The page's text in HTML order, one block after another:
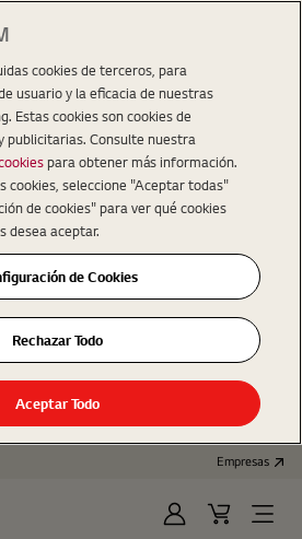
Empresas
IniciarCart
Open
cookies de terceros, para
usuario y la eficacia de nuestras
Estas cookies son cookies de
publicitarias. Consulte nuestra
para obtener más información.
cookies, seleccione "Aceptar todas"
de cookies" para ver qué cookies
desea aceptar.
de Cookies
Rechazar Todo
Aceptar Todo